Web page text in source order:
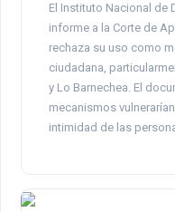
El Instituto Nacional de
informe a la Corte de
rechaza su uso como
ciudadana,
y Lo Barnechea. El
mecanismos
intimidad de las